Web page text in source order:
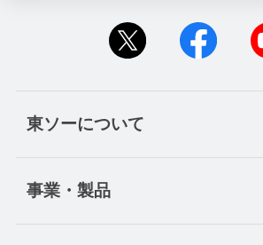
東ソーについて
事業・製品